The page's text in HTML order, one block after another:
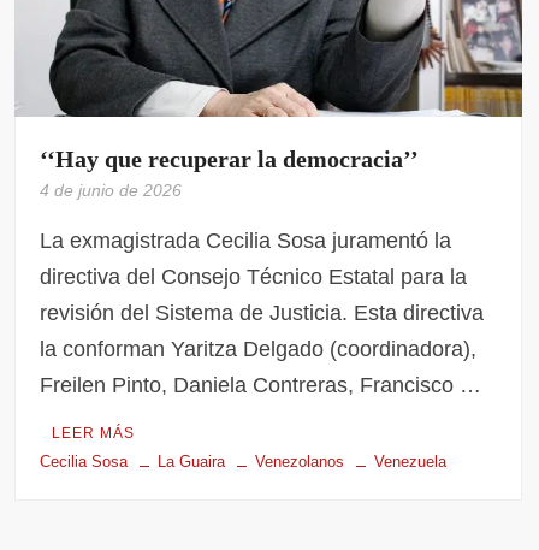
‘‘Hay que recuperar la democracia’’
4 de junio de 2026
La exmagistrada Cecilia Sosa juramentó la
directiva del Consejo Técnico Estatal para la
revisión del Sistema de Justicia. Esta directiva
la conforman Yaritza Delgado (coordinadora),
Freilen Pinto, Daniela Contreras, Francisco …
LEER MÁS
Cecilia Sosa La Guaira Venezolanos Venezuela